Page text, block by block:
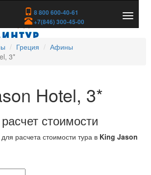
8 800 600-40-61
+7(846) 300-45-00
скрыть
Греция
Афины
3*
Hotel, 3*
стоимости
расчета стоимости тура в King Jason